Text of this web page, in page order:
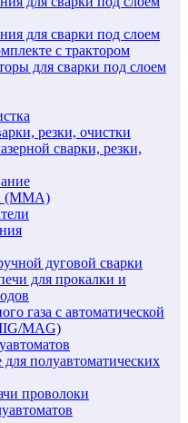
для сварки под слоем
с трактором
для сварки под слоем
резки, очистки
сварки, резки,
(MMA)
дуговой сварки
для прокалки и
газа с автоматической
MAG)
полуавтоматических
проволоки